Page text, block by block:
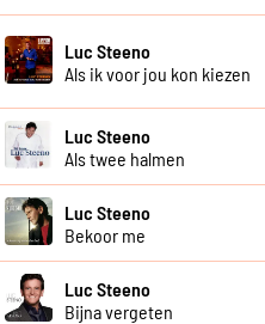
Luc Steeno
Als ik voor jou kon kiezen
Luc Steeno
Als twee halmen
Luc Steeno
Bekoor me
Luc Steeno
Bijna vergeten